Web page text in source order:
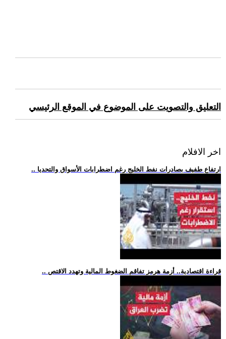
التعليق والتصويت على الموضوع في الموقع الرئيسي
اخر الافلام
.. ارتفاع طفيف بصادرات نفط الخليج رغم اضطرابات الأسواق والتحديا
.. قراءة اقتصادية.. أزمة هرمز تفاقم الضغوط المالية وتهدد الاقتص